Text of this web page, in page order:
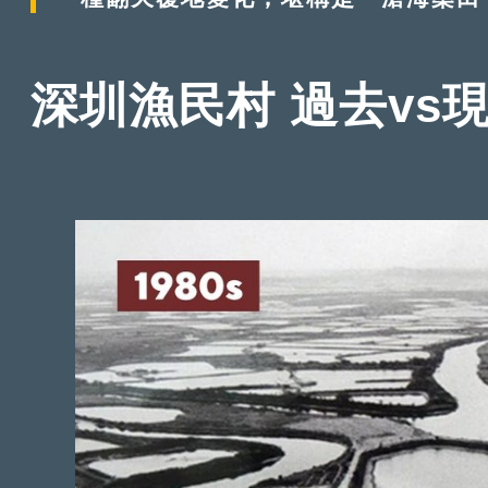
深圳漁民村 過去vs